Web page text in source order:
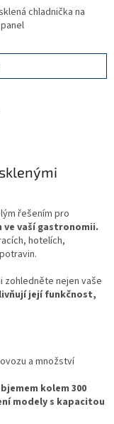
chladnička na
řešením pro
vaší gastronomii.
hotelích,
zohledněte nejen vaše
její funkčnost,
a množství
kolem 300
modely s kapacitou